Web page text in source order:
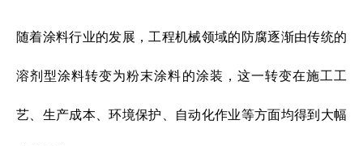
随着涂料行业的发展，工程机械领域的防腐逐渐由传统的
溶剂型涂料转变为粉末涂料的涂装，这一转变在施工工
艺、生产成本、环境保护、自动化作业等方面均得到大幅